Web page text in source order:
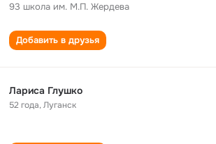
93 школа им. М.П. Жердева
Добавить в друзья
Лариса Глушко
52 года,Луганск